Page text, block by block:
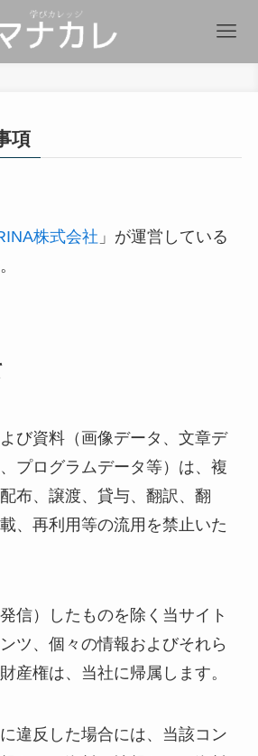
項
株式会社 」が運営している
び資料（画像データ、文章デ
プログラムデータ等）は、複
布、譲渡、貸与、翻訳、翻
、再利用等の流用を禁止いた
信）したものを除く当サイト
ツ、個々の情報およびそれら
産権は、当社に帰属します。
違反した場合には、当該コン